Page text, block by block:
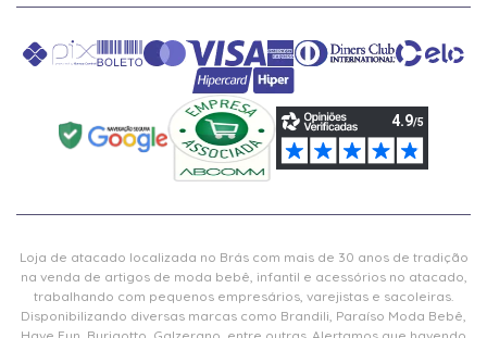
Loja de atacado localizada no Brás com mais de 30 anos de tradição
na venda de artigos de moda bebê, infantil e acessórios no atacado,
trabalhando com pequenos empresários, varejistas e sacoleiras.
Disponibilizando diversas marcas como Brandili, Paraíso Moda Bebê,